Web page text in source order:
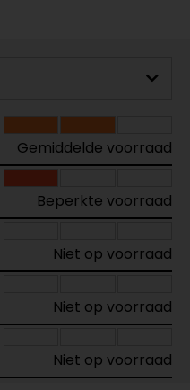
Gemiddelde voorraad
Beperkte voorraad
Niet op voorraad
Niet op voorraad
Niet op voorraad